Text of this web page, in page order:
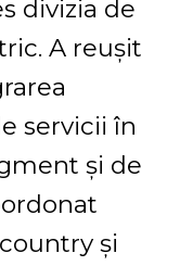
divizia de
A reușit
servicii în
și de
și